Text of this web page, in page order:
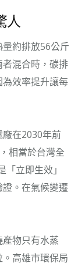
人
約排放56公斤
混合時，碳排
效率提升讓每
在2030年前
相當於台灣全
立即生效」
。在氣候變遷
物只有水蒸
高雄市環保局